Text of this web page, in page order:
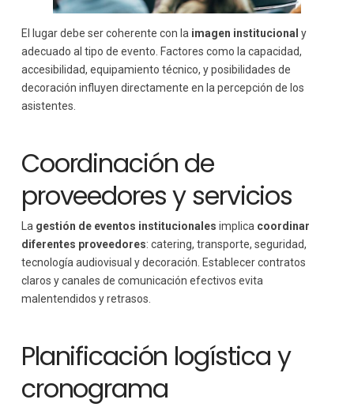
El lugar debe ser coherente con la imagen institucional y
adecuado al tipo de evento. Factores como la capacidad,
accesibilidad, equipamiento técnico, y posibilidades de
decoración influyen directamente en la percepción de los
asistentes.
Coordinación de
proveedores y servicios
La gestión de eventos institucionales implica coordinar
diferentes proveedores: catering, transporte, seguridad,
tecnología audiovisual y decoración. Establecer contratos
claros y canales de comunicación efectivos evita
malentendidos y retrasos.
Planificación logística y
cronograma